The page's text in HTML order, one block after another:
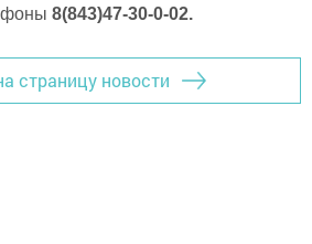
8(843)47-30-0-02.
страницу новости